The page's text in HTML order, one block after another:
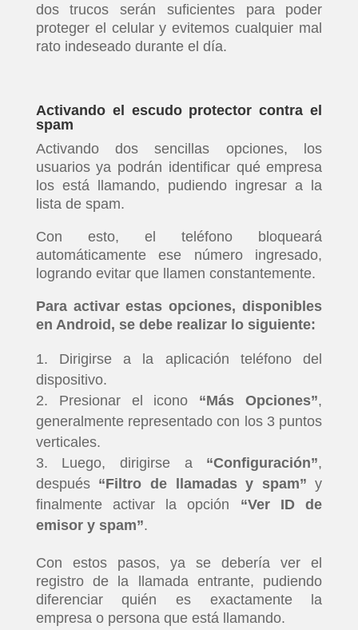
dos trucos serán suficientes para poder
proteger el celular y evitemos cualquier mal
rato indeseado durante el día.
Activando el escudo protector contra el
spam
Activando dos sencillas opciones, los
usuarios ya podrán identificar qué empresa
los está llamando, pudiendo ingresar a la
lista de spam.
Con esto, el teléfono bloqueará
automáticamente ese número ingresado,
logrando evitar que llamen constantemente.
Para activar estas opciones, disponibles
en Android, se debe realizar lo siguiente:
Dirigirse a la aplicación teléfono del
dispositivo.
Presionar el icono “Más Opciones”,
generalmente representado con los 3 puntos
verticales.
Luego, dirigirse a “Configuración”,
después “Filtro de llamadas y spam” y
finalmente activar la opción “Ver ID de
emisor y spam”.
Con estos pasos, ya se debería ver el
registro de la llamada entrante, pudiendo
diferenciar quién es exactamente la
empresa o persona que está llamando.